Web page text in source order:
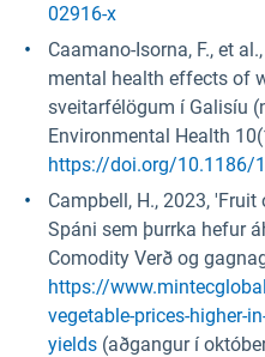
02916-x
Caamano-Isorna, F., et
mental health effects of
sveitarfélögum í Galisíu
Environmental Health
https://doi.org/10.1186/
Campbell, H., 2023,
Spáni sem þurrka hefur
Comodity Verð og
https://
vegetable-prices-higher-
yields (aðgangur í